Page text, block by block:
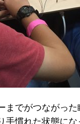
までがつながっ
慣れた状態に